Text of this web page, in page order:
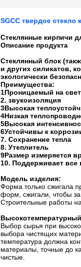
SGCC твердое
Стеклянные кирпичи
Описание продукта
Стеклянный блок
и других силикатов,
экологически
Преимущества:
1Проницаемый на
2. звукоизоляция
3Высокая
4Низкая
5Высокая
6Устойчивы к
7. Сохранение тепла
8. Утеплитель
9Размер измеряется
10. Поддерживает все
Модель изделия:
Форма только сжигала
форм, сжигали, чтобы
Строительные работы
Выбор сырья при
выбора чистящих
температура должна
материалы, точные до
чистые.